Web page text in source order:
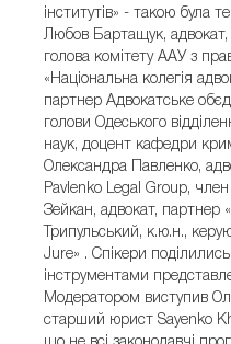
інститутів» - такою була
Любов Бартащук,
голова комітету ААУ з
«Національна колегія
партнер Адвокатське
голови Одеського
наук, доцент кафедри
Олександра Павленко,
Pavlenko Legal Group,
Зейкан, адвокат, партнер
Трипульський, к.ю.н.,
Jure» . Спікери
інструментами
Модератором виступив
старший юрист Sayenko